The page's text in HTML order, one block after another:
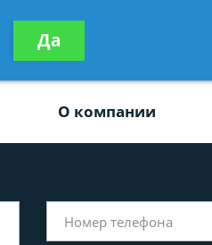
консультацию
бесплатно
О компании
Да